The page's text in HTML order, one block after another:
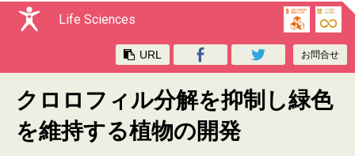
クロロフィル分解を抑制し緑色を維持する植物の開発
Life Sciences
URL お問合せ
クロロフィル分解を抑制し緑色
を維持する植物の開発